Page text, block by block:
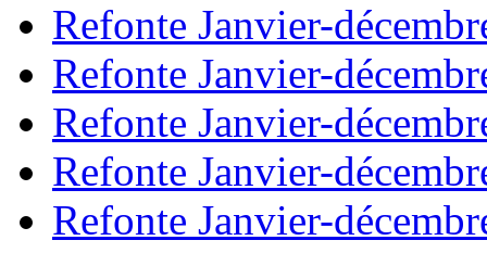
Refonte Janvier-
Refonte Janvier-
Refonte Janvier-
Refonte Janvier-
Refonte Janvier-